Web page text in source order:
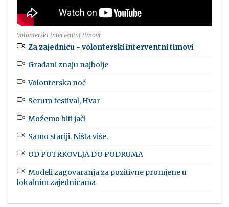
Volonterski interventni timovi
Za zajednicu - volonterski interventni timovi
Građani znaju najbolje
Volonterska noć
Serum festival, Hvar
Možemo biti jači
Samo stariji. Ništa više.
OD POTRKOVLJA DO PODRUMA
Modeli zagovaranja za pozitivne promjene u
lokalnim zajednicama